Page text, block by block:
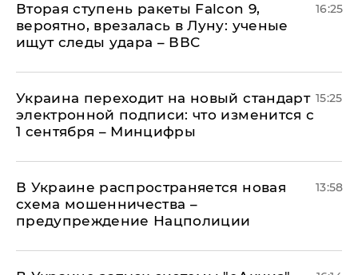
Вторая ступень ракеты Falcon 9,
вероятно, врезалась в Луну: ученые
ищут следы удара – ВВС
16:25
Украина переходит на новый стандарт
электронной подписи: что изменится с
1 сентября – Минцифры
15:25
В Украине распространяется новая
схема мошенничества –
предупреждение Нацполиции
13:58